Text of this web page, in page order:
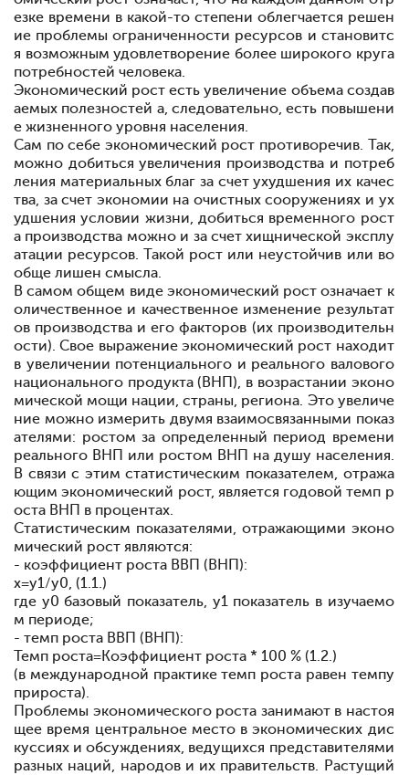
езке времени в какой-то степени облегчается решен
ие проблемы ограниченности ресурсов и становитс
я возможным удовлетворение более широкого круга
потребностей человека.
Экономический ростесть увеличение объема создав
аемых полезностей а, следовательно, есть повышени
е жизненного уровня населения.
Сам по себе экономический рост противоречив. Так,
можно добиться увеличения производства и потреб
ления материальных благ за счет ухудшения их качес
тва, за счет экономии на очистных сооружениях и ух
удшения условии жизни, добиться временного рост
а производства можно и за счет хищнической эксплу
атации ресурсов. Такой рост или неустойчив или во
обще лишен смысла.
В самом общем виде экономический рост означает к
оличественное и качественное изменение результат
ов производства и его факторов (их производительн
ости). Свое выражение экономический рост находит
в увеличении потенциального и реального валового
национального продукта (ВНП), в возрастании эконо
мической мощи нации, страны, региона. Это увеличе
ние можно измерить двумя взаимосвязанными показ
ателями: ростом за определенный период времени
реального ВНП или ростом ВНП на душу населения.
В связи с этим статистическим показателем, отража
ющим экономический рост, является годовой темп р
оста ВНП в процентах.
Статистическим показателями, отражающими эконо
мический рост являются:
- коэффициент роста ВВП (ВНП):
x=y1/y0, (1.1.)
где y0базовый показатель, y1 показатель в изучаемо
м периоде;
- темп роста ВВП (ВНП):
Темп роста=Коэффициент роста * 100 % (1.2.)
(в международной практике темп роста равен темпу
прироста).
Проблемы экономического роста занимают в настоя
щее время центральное место в экономических дис
куссиях и обсуждениях, ведущихся представителями
разных наций, народов и их правительств. Растущий